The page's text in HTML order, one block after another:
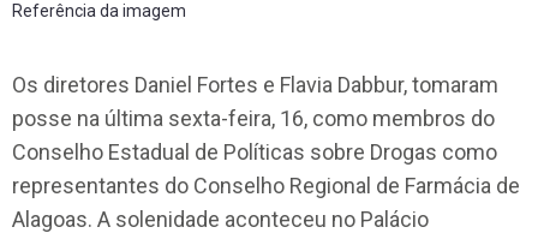
Referência da imagem
Os diretores Daniel Fortes e Flavia Dabbur, tomaram
posse na última sexta-feira, 16, como membros do
Conselho Estadual de Políticas sobre Drogas como
representantes do Conselho Regional de Farmácia de
Alagoas. A solenidade aconteceu no Palácio